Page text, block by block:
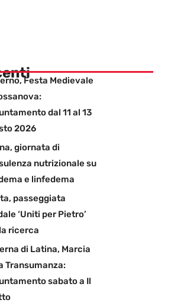
Festa Medievale
dal 11 al 13
2026
giornata di
nutrizionale su
e linfedema
passeggiata
‘Uniti per Pietro’
ricerca
di Latina, Marcia
Transumanza:
sabato a Il